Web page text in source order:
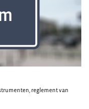
, reglement van